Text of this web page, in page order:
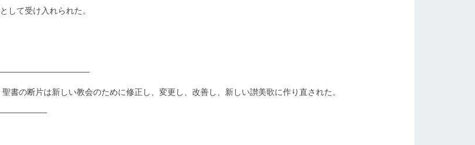
して受け入れられた。
書の断片は新しい教会のために修正し、変更し、改善し、新しい讃美歌に作り直された。